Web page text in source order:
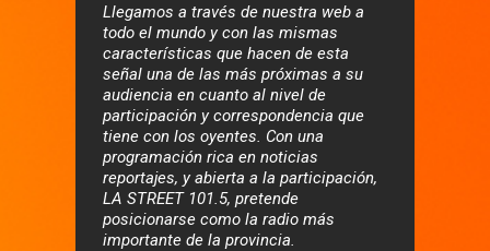
Llegamos a través de nuestra web a
todo el mundo y con las mismas
características que hacen de esta
señal una de las más próximas a su
audiencia en cuanto al nivel de
participación y correspondencia que
tiene con los oyentes. Con una
programación rica en noticias
reportajes, y abierta a la participación,
LA STREET 101.5, pretende
posicionarse como la radio más
importante de la provincia.